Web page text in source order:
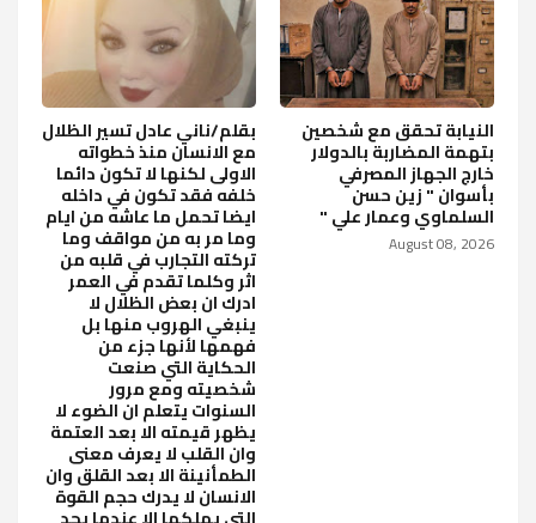
النيابة تحقق مع شخصين
بتهمة المضاربة بالدولار
خارج الجهاز المصرفي
بأسوان " زين حسن
السلماوي وعمار علي "
August 08, 2026
بقلم/ناني عادل تسير الظلال
مع الانسان منذ خطواته
الاولى لكنها لا تكون دائما
خلفه فقد تكون في داخله
ايضا تحمل ما عاشه من ايام
وما مر به من مواقف وما
تركته التجارب في قلبه من
اثر وكلما تقدم في العمر
ادرك ان بعض الظلال لا
ينبغي الهروب منها بل
فهمها لأنها جزء من
الحكاية التي صنعت
شخصيته ومع مرور
السنوات يتعلم ان الضوء لا
يظهر قيمته الا بعد العتمة
وان القلب لا يعرف معنى
الطمأنينة الا بعد القلق وان
الانسان لا يدرك حجم القوة